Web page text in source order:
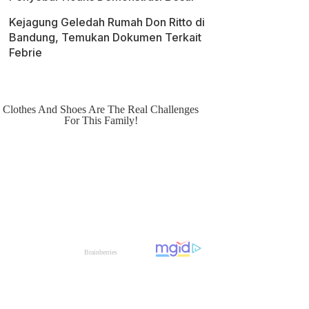
Kejagung Geledah Rumah Don Ritto di
Bandung, Temukan Dokumen Terkait
Febrie